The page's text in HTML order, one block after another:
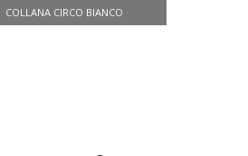
COLLANA CIRCO BIANCO